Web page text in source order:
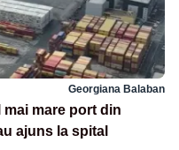
Georgiana Balaban
mare port din
ajuns la spital